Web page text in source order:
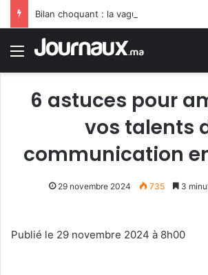
Menu
6 astuces pour
vos talents
communication
29 novembre 2024 735 3
Publié le 29 novembre 2024 à 8h00